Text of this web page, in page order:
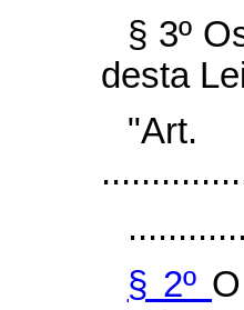
§ 3º
desta
§ 2º